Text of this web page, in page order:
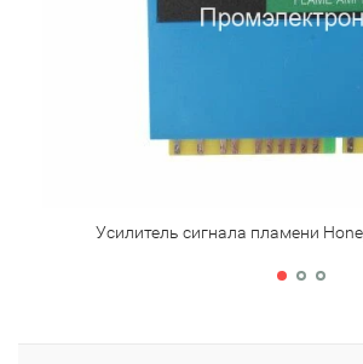
Усилитель сигнала пламени